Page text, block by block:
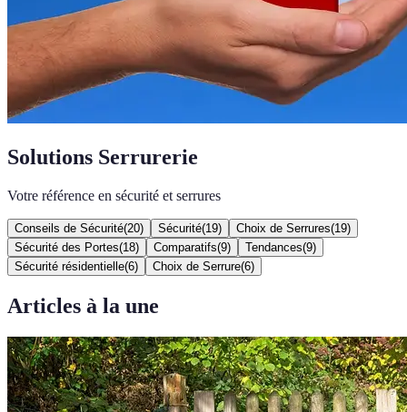
Solutions Serrurerie
Votre référence en sécurité et serrures
Conseils de Sécurité(20) Sécurité(19) Choix de Serrures(19)
Sécurité des Portes(18) Comparatifs(9) Tendances(9)
Sécurité résidentielle(6) Choix de Serrure(6)
Articles à la une